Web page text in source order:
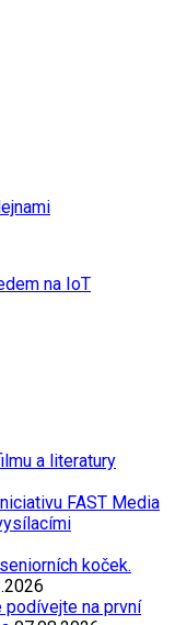
na IoT
a literatury
FAST Media
koček.
podívejte na první